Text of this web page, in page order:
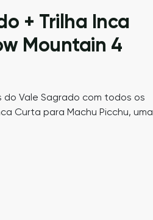
+ Trilha Inca
Mountain 4
Vale Sagrado com todos os
Curta para Machu Picchu, uma